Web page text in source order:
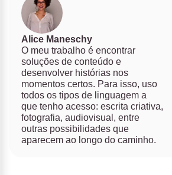
Alice Maneschy
O meu trabalho é encontrar
soluções de conteúdo e
desenvolver histórias nos
momentos certos. Para isso, uso
todos os tipos de linguagem a
que tenho acesso: escrita criativa,
fotografia, audiovisual, entre
outras possibilidades que
aparecem ao longo do caminho.